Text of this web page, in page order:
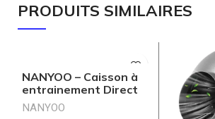
PRODUITS SIMILAIRES
NANYOO – Caisson à
entrainement Direct
NANYOO